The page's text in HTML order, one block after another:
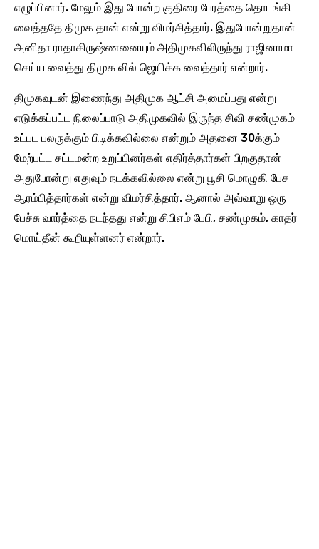
எழுப்பினார். மேலும் இது போன்ற குதிரை பேரத்தை தொடங்கி
வைத்ததே திமுக தான் என்று விமர்சித்தார். இதுபோன்றுதான்
அனிதா ராதாகிருஷ்ணனையும் அதிமுகவிலிருந்து ராஜினாமா
செய்ய வைத்து திமுக வில் ஜெயிக்க வைத்தார் என்றார்.
திமுகவுடன் இணைந்து அதிமுக ஆட்சி அமைப்பது என்று
எடுக்கப்பட்ட நிலைப்பாடு அதிமுகவில் இருந்த சிவி சண்முகம்
உட்பட பலருக்கும் பிடிக்கவில்லை என்றும் அதனை 30க்கும்
மேற்பட்ட சட்டமன்ற உறுப்பினர்கள் எதிர்த்தார்கள் பிறகுதான்
அதுபோன்று எதுவும் நடக்கவில்லை என்று பூசி மொழுகி பேச
ஆரம்பித்தார்கள் என்று விமர்சித்தார். ஆனால் அவ்வாறு ஒரு
பேச்சு வார்த்தை நடந்தது என்று சிபிஎம் பேபி, சண்முகம், காதர்
மொய்தீன் கூறியுள்ளனர் என்றார்.